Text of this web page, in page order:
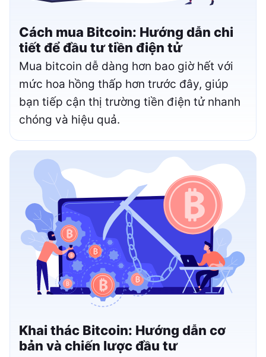
Cách mua Bitcoin: Hướng dẫn chi
tiết để đầu tư tiền điện tử
Mua bitcoin dễ dàng hơn bao giờ hết với
mức hoa hồng thấp hơn trước đây, giúp
bạn tiếp cận thị trường tiền điện tử nhanh
chóng và hiệu quả.
Khai thác Bitcoin: Hướng dẫn cơ
bản và chiến lược đầu tư